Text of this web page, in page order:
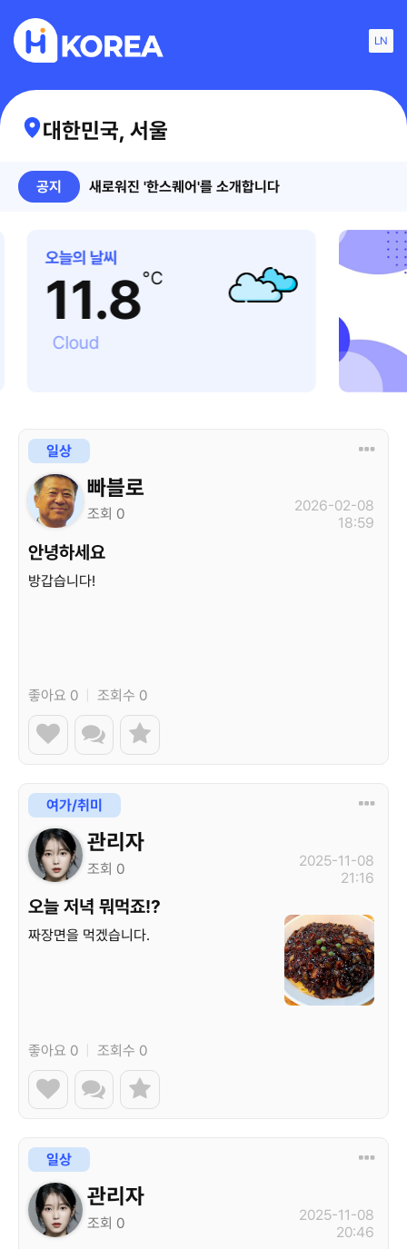
LN
대한민국, 서울
공지 새로워진 '한스퀘어'를 소개합니다
바로가기
일상
빠블로
조회 0
안녕하세요
방갑습니다!
2026-02-08
18:59
좋아요 0 조회수 0
여가/취미
관리자
조회 0
오늘 저녁 뭐먹죠!?
짜장면을 먹겠습니다.
2025-11-08
21:16
좋아요 0 조회수 0
일상
관리자
조회 0
2025-11-08
20:46